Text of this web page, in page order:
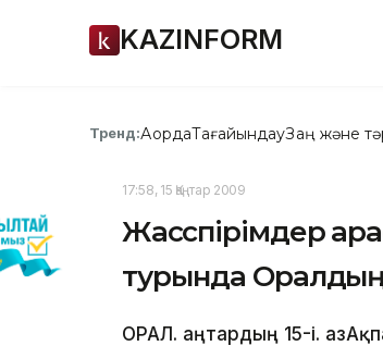
KAZINFORM
Тренд:АқордаТағайындауЗаң және
17:58, 15 Қаңтар 2009
Жасөспірімдер
турында Оралдың
ОРАЛ. Қаңтардың 15-і.